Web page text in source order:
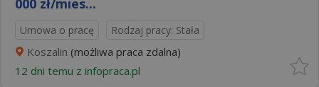
000 zł/mies...
Umowa o pracę Rodzaj pracy: Stała
Koszalin (możliwa praca zdalna)
12 dni temu z infopraca.pl